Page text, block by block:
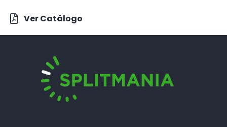
Ver Catálogo